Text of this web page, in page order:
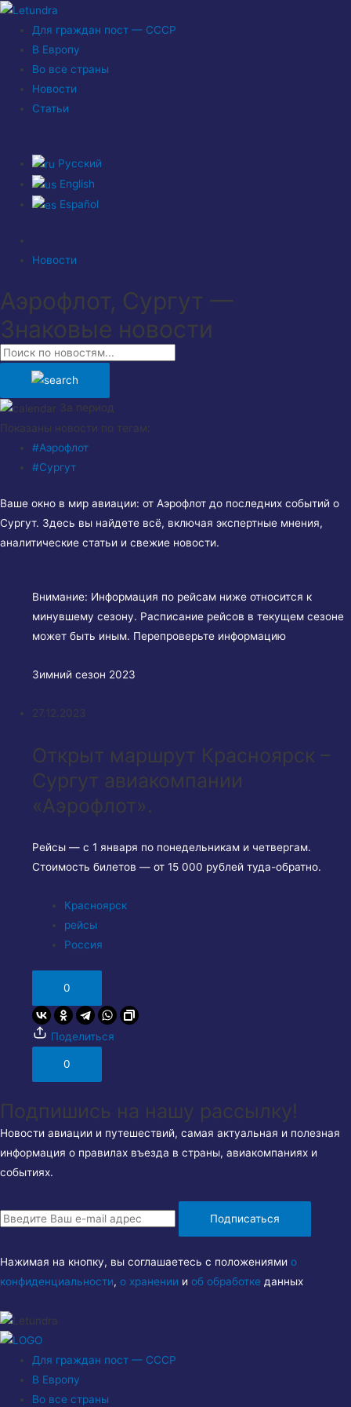
Для граждан пост — СССР
В Европу
Во все страны
Новости
Статьи
Русский
English
Español
Новости
Аэрофлот, Сургут —
Знаковые новости
За период
Показаны новости по тегам:
#Аэрофлот
#Сургут
Ваше окно в мир авиации: от Аэрофлот до последних событий о
Сургут. Здесь вы найдете всё, включая экспертные мнения,
аналитические статьи и свежие новости.
Внимание: Информация по рейсам ниже относится к
минувшему сезону. Расписание рейсов в текущем сезоне
может быть иным. Перепроверьте информацию
Зимний сезон 2023
27.12.2023
Открыт маршрут Красноярск –
Сургут авиакомпании
«Аэрофлот».
Рейсы — с 1 января по понедельникам и четвергам.
Стоимость билетов — от 15 000 рублей туда-обратно.
Красноярск
рейсы
Россия
0
Поделиться
0
Подпишись на нашу рассылку!
Новости авиации и путешествий, самая актуальная и полезная
информация о правилах въезда в страны, авиакомпаниях и
событиях.
Подписаться
Нажимая на кнопку, вы соглашаетесь с положениями о
конфиденциальности, о хранении и об обработке данных
Для граждан пост — СССР
В Европу
Во все страны